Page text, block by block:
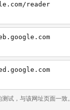
reader
试，与该网址页面一致。